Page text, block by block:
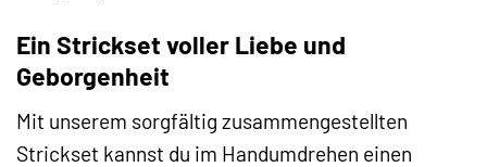
Ein Strickset voller Liebe und
Geborgenheit
Mit unserem sorgfältig zusammengestellten
Strickset kannst du im Handumdrehen einen